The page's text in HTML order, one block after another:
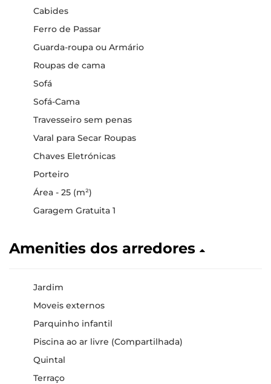
Cabides
Ferro de Passar
Guarda-roupa ou Armário
Roupas de cama
Sofá
Sofá-Cama
Travesseiro sem penas
Varal para Secar Roupas
Chaves Eletrónicas
Porteiro
Área - 25 (m²)
Garagem Gratuita 1
Amenities dos arredores
Jardim
Moveis externos
Parquinho infantil
Piscina ao ar livre (Compartilhada)
Quintal
Terraço